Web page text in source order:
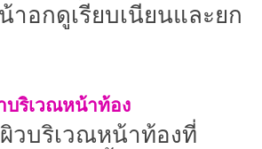
าอกดูเรียบเนียนและยก
บริเวณหน้าท้อง
วบริเวณหน้าท้องที่